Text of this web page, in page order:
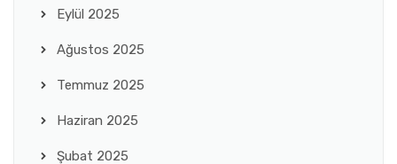
Eylül 2025
Ağustos 2025
Temmuz 2025
Haziran 2025
Şubat 2025